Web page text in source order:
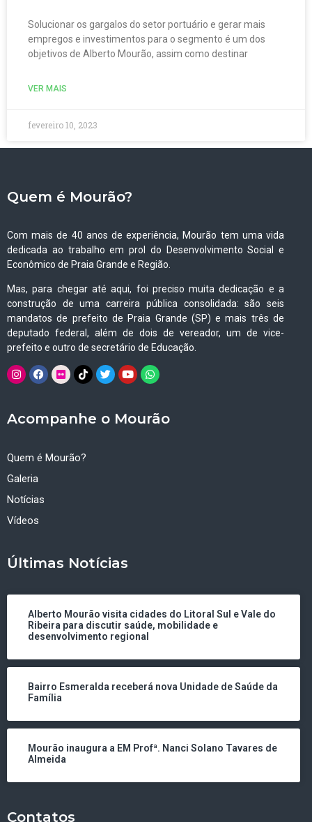
Solucionar os gargalos do setor portuário e gerar mais
empregos e investimentos para o segmento é um dos
objetivos de Alberto Mourão, assim como destinar
VER MAIS
fevereiro 10, 2023
Quem é Mourão?
Com mais de 40 anos de experiência, Mourão tem uma vida
dedicada ao trabalho em prol do Desenvolvimento Social e
Econômico de Praia Grande e Região.
Mas, para chegar até aqui, foi preciso muita dedicação e a
construção de uma carreira pública consolidada: são seis
mandatos de prefeito de Praia Grande (SP) e mais três de
deputado federal, além de dois de vereador, um de vice-
prefeito e outro de secretário de Educação.
Acompanhe o Mourão
Quem é Mourão?
Galeria
Notícias
Vídeos
Últimas Notícias
Alberto Mourão visita cidades do Litoral Sul e Vale do
Ribeira para discutir saúde, mobilidade e
desenvolvimento regional
Bairro Esmeralda receberá nova Unidade de Saúde da
Família
Mourão inaugura a EM Profª. Nanci Solano Tavares de
Almeida
Contatos